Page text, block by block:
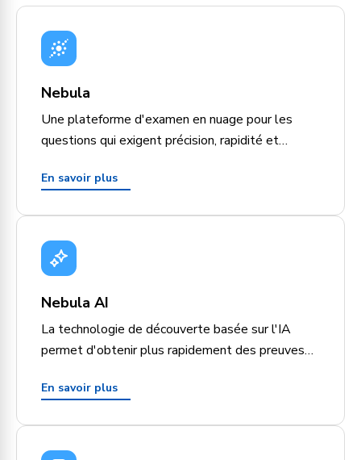
Nebula
Une plateforme d'examen en nuage pour les
questions qui exigent précision, rapidité et
En savoir plus
Nebula AI
La technologie de découverte basée sur l'IA
permet d'obtenir plus rapidement des preuves
de renforcer la défendabilité.
En savoir plus